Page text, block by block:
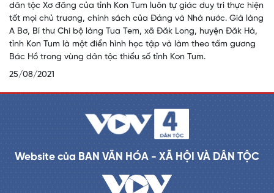
dân tộc Xơ đăng của tỉnh Kon Tum luôn tự giác duy trì thực hiện
tốt mọi chủ trương, chính sách của Đảng và Nhà nước. Già làng
A Bơ, Bí thư Chi bộ làng Tua Tem, xã Đăk Long, huyện Đăk Hà,
tỉnh Kon Tum là một điển hình học tập và làm theo tấm gương
Bác Hồ trong vùng dân tộc thiểu số tỉnh Kon Tum.
25/08/2021
Website của BAN VĂN HÓA - XÃ HỘI VÀ DÂN TỘC